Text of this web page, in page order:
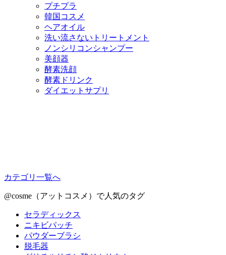
プチプラ
韓国コスメ
ヘアオイル
洗い流さないトリートメント
ノンシリコンシャンプー
美顔器
酵素洗顔
酵素ドリンク
ダイエットサプリ
カテゴリ一覧へ
@cosme（アットコスメ）で人気のタグ
セラディックス
ニキビパッチ
パウダーブラシ
脱毛器